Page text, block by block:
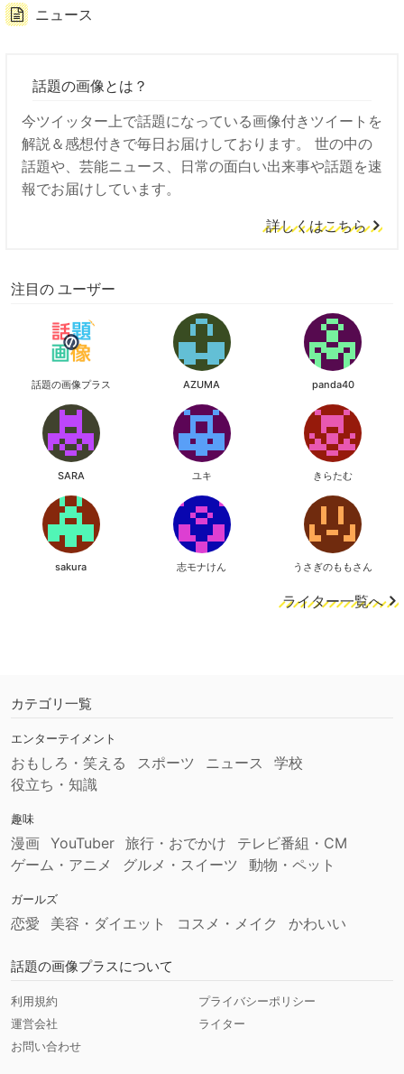
ニュース
話題の画像とは？
今ツイッター上で話題になっている画像付きツイートを
解説＆感想付きで毎日お届けしております。 世の中の
話題や、芸能ニュース、日常の面白い出来事や話題を速
報でお届けしています。
詳しくはこちら
注目の ユーザー
話題の画像プラス AZUMA panda40
SARA ユキ きらたむ
sakura 志モナけん うさぎのももさん
ライター一覧へ
カテゴリ一覧
エンターテイメント
おもしろ・笑える スポーツ ニュース
学校
役立ち・知識
趣味
漫画 YouTuber 旅行・おでかけ
テレビ番組・CM
ゲーム・アニメ
グルメ・スイーツ 動物・ペット
ガールズ
恋愛 美容・ダイエット コスメ・メイク かわいい
話題の画像プラスについて
利用規約
プライバシーポリシー
運営会社
ライター
お問い合わせ